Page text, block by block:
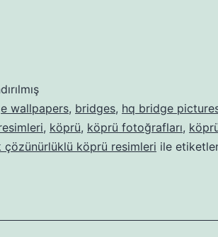
wallpapers, bridges, hq bridge
, köprü, köprü fotoğrafları,
çözünürlüklü köprü resimleri ile